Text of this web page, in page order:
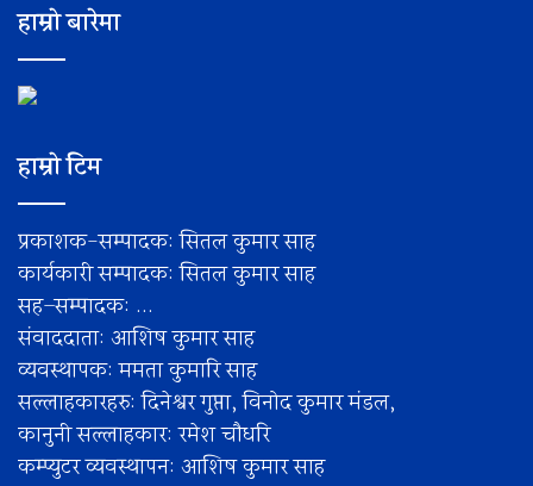
हाम्रो बारेमा
हाम्रो टिम
प्रकाशक-सम्पादक: सितल कुमार साह
कार्यकारी सम्पादक: सितल कुमार साह
सह–सम्पादक: ...
संवाददाता: आशिष कुमार साह
व्यवस्थापक: ममता कुमारि साह
सल्लाहकारहरु: दिनेश्वर गुप्ता, विनोद कुमार मंडल,
कानुनी सल्लाहकार: रमेश चाैधरि
कम्प्युटर व्यवस्थापन: आशिष कुमार साह